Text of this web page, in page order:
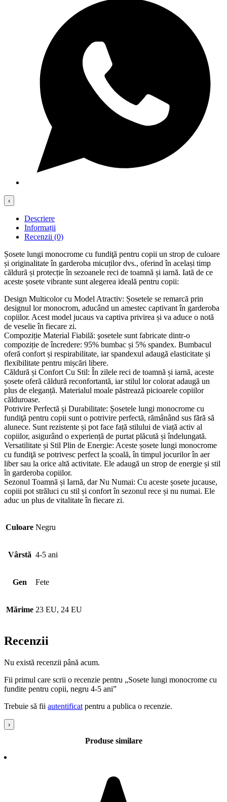
‹
Descriere
Informații
Recenzii (0)
Șosete lungi monocrome cu fundiţă pentru copii un strop de culoare
și originalitate în garderoba micuților dvs., oferind în același timp
căldură și protecție în sezoanele reci de toamnă și iarnă. Iată de ce
aceste șosete vibrante sunt alegerea ideală pentru copii:
Design Multicolor cu Model Atractiv: Șosetele se remarcă prin
designul lor monocrom, aducând un amestec captivant în garderoba
copiilor. Acest model jucaus va captiva privirea și va aduce o notă
de veselie în fiecare zi.
Compoziție Material Fiabilă: şosetele sunt fabricate dintr-o
compoziție de încredere: 95% bumbac și 5% spandex. Bumbacul
oferă confort și respirabilitate, iar spandexul adaugă elasticitate și
flexibilitate pentru mișcări libere.
Căldură și Confort Cu Stil: În zilele reci de toamnă și iarnă, aceste
șosete oferă căldură reconfortantă, iar stilul lor colorat adaugă un
plus de eleganță. Materialul moale păstrează picioarele copiilor
călduroase.
Potrivire Perfectă și Durabilitate: Șosetele lungi monocrome cu
fundiţă pentru copii sunt o potrivire perfectă, rămânând sus fără să
alunece. Sunt rezistente și pot face față stilului de viață activ al
copiilor, asigurând o experiență de purtat plăcută și îndelungată.
Versatilitate și Stil Plin de Energie: Aceste șosete lungi monocrome
cu fundiţă se potrivesc perfect la școală, în timpul jocurilor în aer
liber sau la orice altă activitate. Ele adaugă un strop de energie și stil
în garderoba copiilor.
Sezonul Toamnă și Iarnă, dar Nu Numai: Cu aceste șosete jucause,
copiii pot străluci cu stil și confort în sezonul rece și nu numai. Ele
aduc un plus de vitalitate în fiecare zi.
Culoare Negru
Vârstă 4-5 ani
Gen Fete
Mărime 23 EU, 24 EU
Recenzii
Nu există recenzii până acum.
Fii primul care scrii o recenzie pentru „Sosete lungi monocrome cu
fundite pentru copii, negru 4-5 ani”
Trebuie să fii autentificat pentru a publica o recenzie.
›
Produse similare